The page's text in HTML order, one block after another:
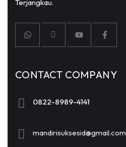
Terjangkau.
CONTACT COMPANY
0822-8989-4141
mandirisuksesid@gmail.com